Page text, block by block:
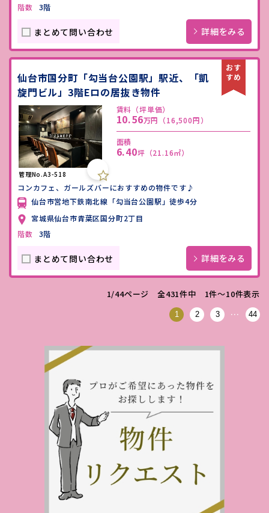
階数 3階
まとめて問い合わせ 詳細をみる
仙台市国分町「勾当台公園駅」駅近、「凱
旋門ビル」3階Eロの居抜き物件
管理No.A3-518
賃料（坪単価）
10.56万円 （16,500円）
面積
6.40坪 （21.16㎡）
コンカフェ、ガールズバーにおすすめの物件です♪
仙台市営地下鉄南北線「勾当台公園駅」徒歩4分
宮城県仙台市青葉区国分町2丁目
階数
3階
まとめて問い合わせ 詳細をみる
1/44ページ 全431件中 1件〜10件表示
1 2 3 … 44